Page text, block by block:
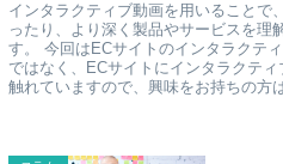
インタラクティブ動画を用いることで
ったり、より深く製品やサービスを理
す。 今回はECサイトのインタラクテ
ではなく、ECサイトにインタラクテ
触れていますので、興味をお持ちの方